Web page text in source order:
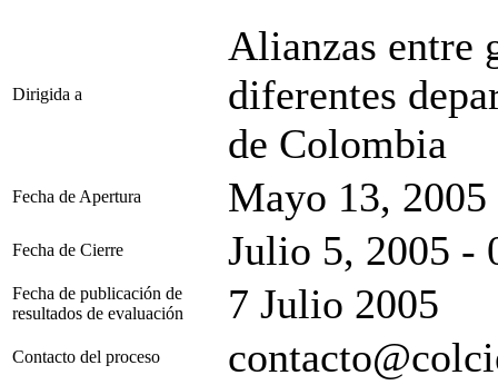
Dirigida a
Alianzas entre
diferentes
de Colombia
Fecha de Apertura Mayo 13,
Fecha de Cierre Julio 5, 2005 -
Fecha de publicación de
resultados de evaluación
7 Julio 2005
Contacto del proceso